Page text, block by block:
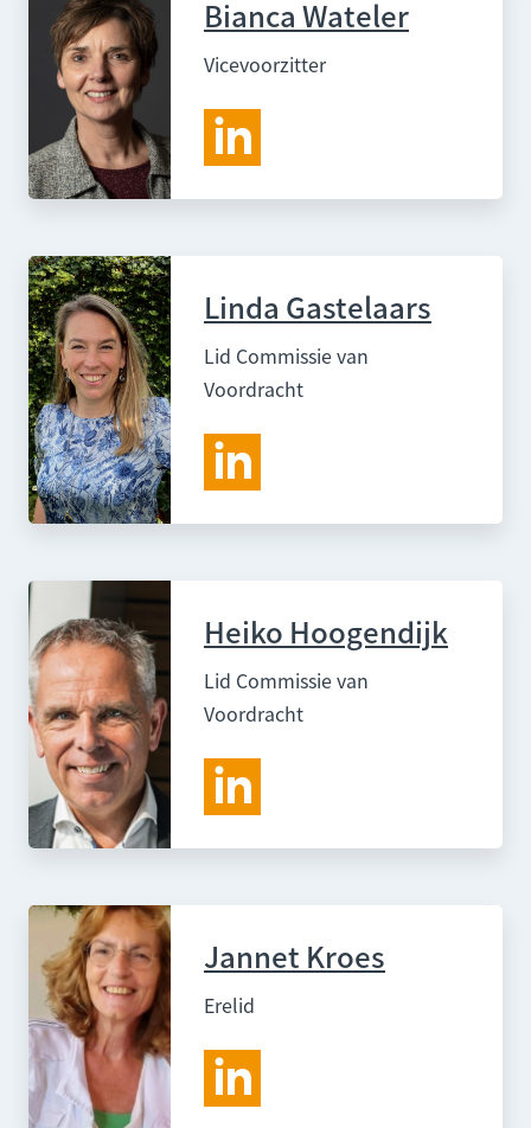
Bianca Wateler
Vicevoorzitter
Linda Gastelaars
Lid Commissie van
Voordracht
Heiko Hoogendijk
Lid Commissie van
Voordracht
Jannet Kroes
Erelid